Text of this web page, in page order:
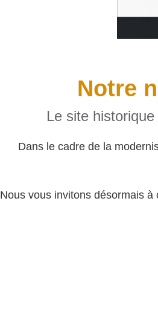
Notre
Le site
Dans le cadre de la
Nous vous invitons désormais